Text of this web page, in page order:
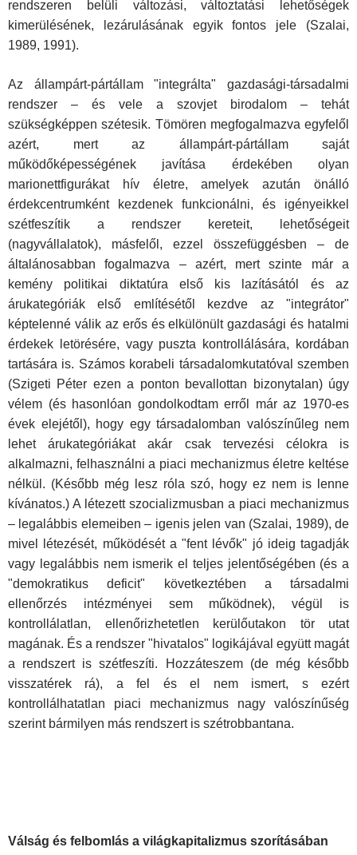
rendszeren belüli változási, változtatási lehetőségek
kimerülésének, lezárulásának egyik fontos jele (Szalai,
1989, 1991).
Az állampárt-pártállam "integrálta" gazdasági-társadalmi
rendszer – és vele a szovjet birodalom – tehát
szükségképpen szétesik. Tömören megfogalmazva egyfelől
azért, mert az állampárt-pártállam saját
működőképességének javítása érdekében olyan
marionettfigurákat hív életre, amelyek azután önálló
érdekcentrumként kezdenek funkcionálni, és igényeikkel
szétfeszítik a rendszer kereteit, lehetőségeit
(nagyvállalatok), másfelől, ezzel összefüggésben – de
általánosabban fogalmazva – azért, mert szinte már a
kemény politikai diktatúra első kis lazításától és az
árukategóriák első említésétől kezdve az "integrátor"
képtelenné válik az erős és elkülönült gazdasági és hatalmi
érdekek letörésére, vagy puszta kontrollálására, kordában
tartására is. Számos korabeli társadalomkutatóval szemben
(Szigeti Péter ezen a ponton bevallottan bizonytalan) úgy
vélem (és hasonlóan gondolkodtam erről már az 1970-es
évek elejétől), hogy egy társadalomban valószínűleg nem
lehet árukategóriákat akár csak tervezési célokra is
alkalmazni, felhasználni a piaci mechanizmus életre keltése
nélkül. (Később még lesz róla szó, hogy ez nem is lenne
kívánatos.) A létezett szocializmusban a piaci mechanizmus
– legalábbis elemeiben – igenis jelen van (Szalai, 1989), de
mivel létezését, működését a "fent lévők" jó ideig tagadják
vagy legalábbis nem ismerik el teljes jelentőségében (és a
"demokratikus deficit" következtében a társadalmi
ellenőrzés intézményei sem működnek), végül is
kontrollálatlan, ellenőrizhetetlen kerülőutakon tör utat
magának. És a rendszer "hivatalos" logikájával együtt magát
a rendszert is szétfeszíti. Hozzáteszem (de még később
visszatérek rá), a fel és el nem ismert, s ezért
kontrollálhatatlan piaci mechanizmus nagy valószínűség
szerint bármilyen más rendszert is szétrobbantana.
Válság és felbomlás a világkapitalizmus szorításában